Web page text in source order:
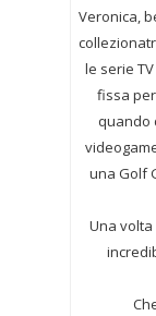
Veronica,
le serie
fissa
quando
una Golf
Una